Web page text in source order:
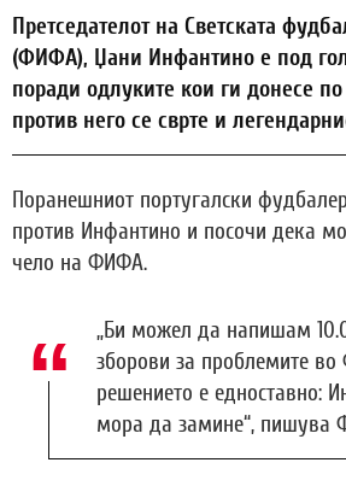
Претседателот на Светската
(ФИФА), Џани Инфантино е под
поради одлуките кои ги донесе
против него се сврте и
Поранешниот португалски
против Инфантино и посочи дека
чело на ФИФА.
„Би можел да напишам
зборови за проблемите
решението е едноставно:
мора да замине“, пишува